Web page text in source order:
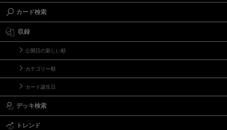
カード検索
収録
公開日の新しい順
カテゴリー順
カード誕生日
デッキ検索
トレンド